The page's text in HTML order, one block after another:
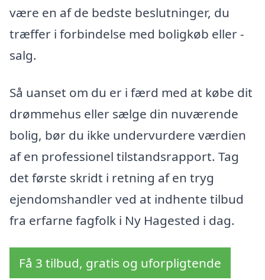
være en af de bedste beslutninger, du
træffer i forbindelse med boligkøb eller -
salg.
Så uanset om du er i færd med at købe dit
drømmehus eller sælge din nuværende
bolig, bør du ikke undervurdere værdien
af en professionel tilstandsrapport. Tag
det første skridt i retning af en tryg
ejendomshandler ved at indhente tilbud
fra erfarne fagfolk i Ny Hagested i dag.
Få 3 tilbud, gratis og uforpligtende